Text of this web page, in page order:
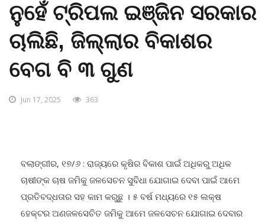
ନୁହେଁ ଟ୍ରିପଲ ଇଞ୍ଜିନ ସରକାର
ଚାଲିଛି, ଜିଲ୍ଲାର ବିକାଶର
ବେଗ ବି ୩ ଗୁଣ
Jun 17, 2025 363
ବଲାଙ୍ଗୀର, ୧୭/୬ : ରାଜ୍ୟରେ କୃଷିର ବିକାଶ ପାଇଁ ଅଧିକରୁ ଅଧିକ
ଚାଷୀଙ୍କ ଚାଷ ଜମିକୁ ଜଳସେଚନ ସୁବିଧା ଯୋଗାଇ ଦେବା ପାଇଁ ଆମେ
ପ୍ରତିବଦ୍ଧତାର ସହ କାମ କରୁଛୁ । ୫ ବର୍ଷ ମଧ୍ୟରେ ୧୫ ଲକ୍ଷ
ହେକ୍ଟର ଅଣଜଳସେଚିତ ଜମିକୁ ଆମେ ଜଳସେଚନ ଯୋଗାଇ ଦେବାର